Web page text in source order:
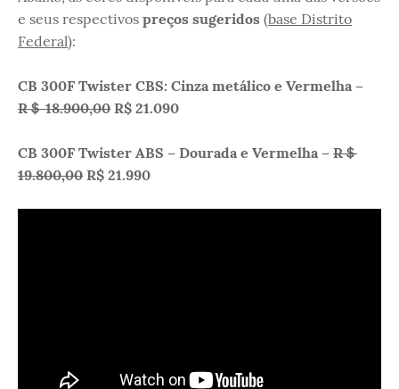
e seus respectivos preços sugeridos (base Distrito
Federal):
CB 300F Twister CBS: Cinza metálico e Vermelha –
R＄ 18.900,00 R$ 21.090
CB 300F Twister ABS – Dourada e Vermelha – R＄
19.800,00 R$ 21.990